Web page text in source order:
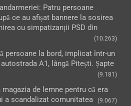
Patru persoane
ce au afișat bannere la sosirea
cu simpatizanții PSD din
(10.263)
persoane la bord, implicat într-un
A1, lângă Pitești. Șapte
(9.181)
de lemne pentru că era
a scandalizat comunitatea
(9.067)